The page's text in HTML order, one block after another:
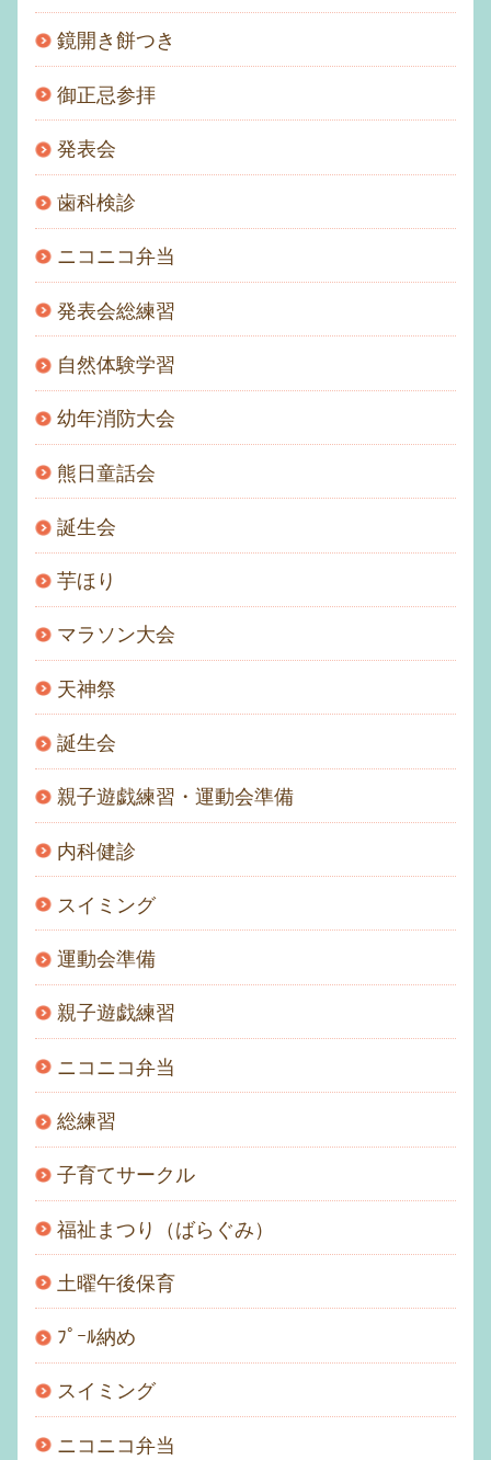
鏡開き餅つき
御正忌参拝
発表会
歯科検診
ニコニコ弁当
発表会総練習
自然体験学習
幼年消防大会
熊日童話会
誕生会
芋ほり
マラソン大会
天神祭
誕生会
親子遊戯練習・運動会準備
内科健診
スイミング
運動会準備
親子遊戯練習
ニコニコ弁当
総練習
子育てサークル
福祉まつり（ばらぐみ）
土曜午後保育
ﾌﾟｰﾙ納め
スイミング
ニコニコ弁当